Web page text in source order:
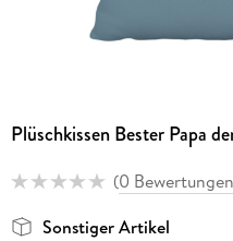
Plüschkissen Bester Papa
(0 Bewertungen
Sonstiger Artikel